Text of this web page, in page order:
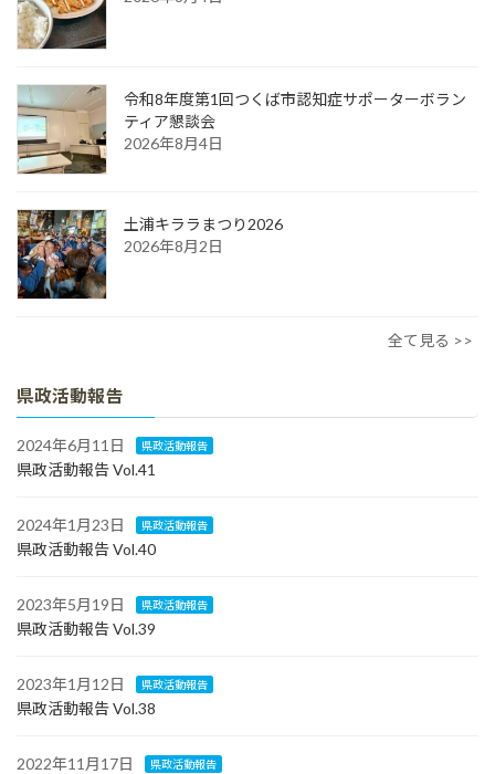
令和8年度第1回つくば市認知症サポーターボラン
ティア懇談会
2026年8月4日
土浦キララまつり2026
2026年8月2日
全て見る >>
県政活動報告
2024年6月11日 県政活動報告
県政活動報告 Vol.41
2024年1月23日 県政活動報告
県政活動報告 Vol.40
2023年5月19日 県政活動報告
県政活動報告 Vol.39
2023年1月12日 県政活動報告
県政活動報告 Vol.38
2022年11月17日 県政活動報告